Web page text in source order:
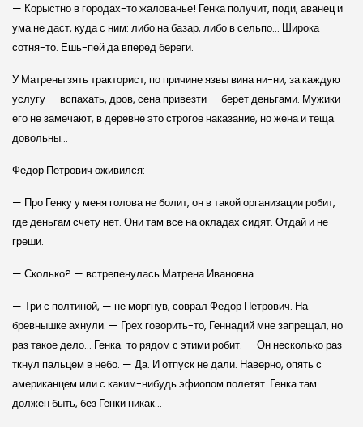
— Корыстно в городах-то жалованье! Генка получит, поди, аванец и
ума не даст, куда с ним: либо на базар, либо в сельпо… Широка
сотня-то. Ешь-пей да вперед береги.
У Матрены зять тракторист, по причине язвы вина ни-ни, за каждую
услугу — вспахать, дров, сена привезти — берет деньгами. Мужики
его не замечают, в деревне это строгое наказание, но жена и теща
довольны…
Федор Петрович оживился:
— Про Генку у меня голова не болит, он в такой организации робит,
где деньгам счету нет. Они там все на окладах сидят. Отдай и не
греши.
— Сколько? — встрепенулась Матрена Ивановна.
— Три с полтиной, — не моргнув, соврал Федор Петрович. На
бревнышке ахнули. — Грех говорить-то, Геннадий мне запрещал, но
раз такое дело… Генка-то рядом с этими робит. — Он несколько раз
ткнул пальцем в небо. — Да. И отпуск не дали. Наверно, опять с
американцем или с каким-нибудь эфиопом полетят. Генка там
должен быть, без Генки никак…